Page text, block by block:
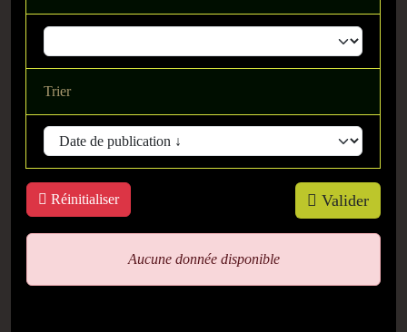
Trier
Valider
Réinitialiser
Aucune donnée disponible